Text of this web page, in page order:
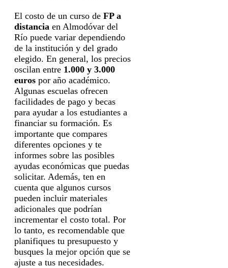
El costo de un curso de FP a
distancia en Almodóvar del
Río puede variar dependiendo
de la institución y del grado
elegido. En general, los precios
oscilan entre 1.000 y 3.000
euros por año académico.
Algunas escuelas ofrecen
facilidades de pago y becas
para ayudar a los estudiantes a
financiar su formación. Es
importante que compares
diferentes opciones y te
informes sobre las posibles
ayudas económicas que puedas
solicitar. Además, ten en
cuenta que algunos cursos
pueden incluir materiales
adicionales que podrían
incrementar el costo total. Por
lo tanto, es recomendable que
planifiques tu presupuesto y
busques la mejor opción que se
ajuste a tus necesidades.